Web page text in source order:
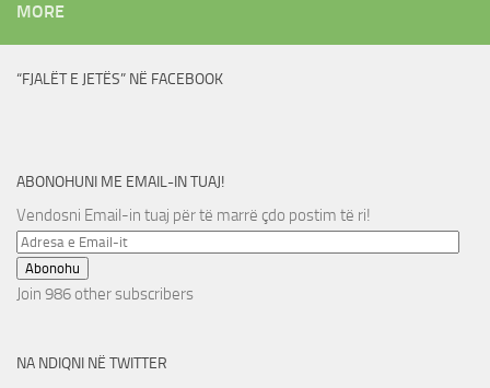
MORE
“FJALËT E JETËS” NË FACEBOOK
ABONOHUNI ME EMAIL-IN TUAJ!
Vendosni Email-in tuaj për të marrë çdo postim të ri!
Adresa
e
Email-
Abonohu
Join 986 other subscribers
NA NDIQNI NË TWITTER